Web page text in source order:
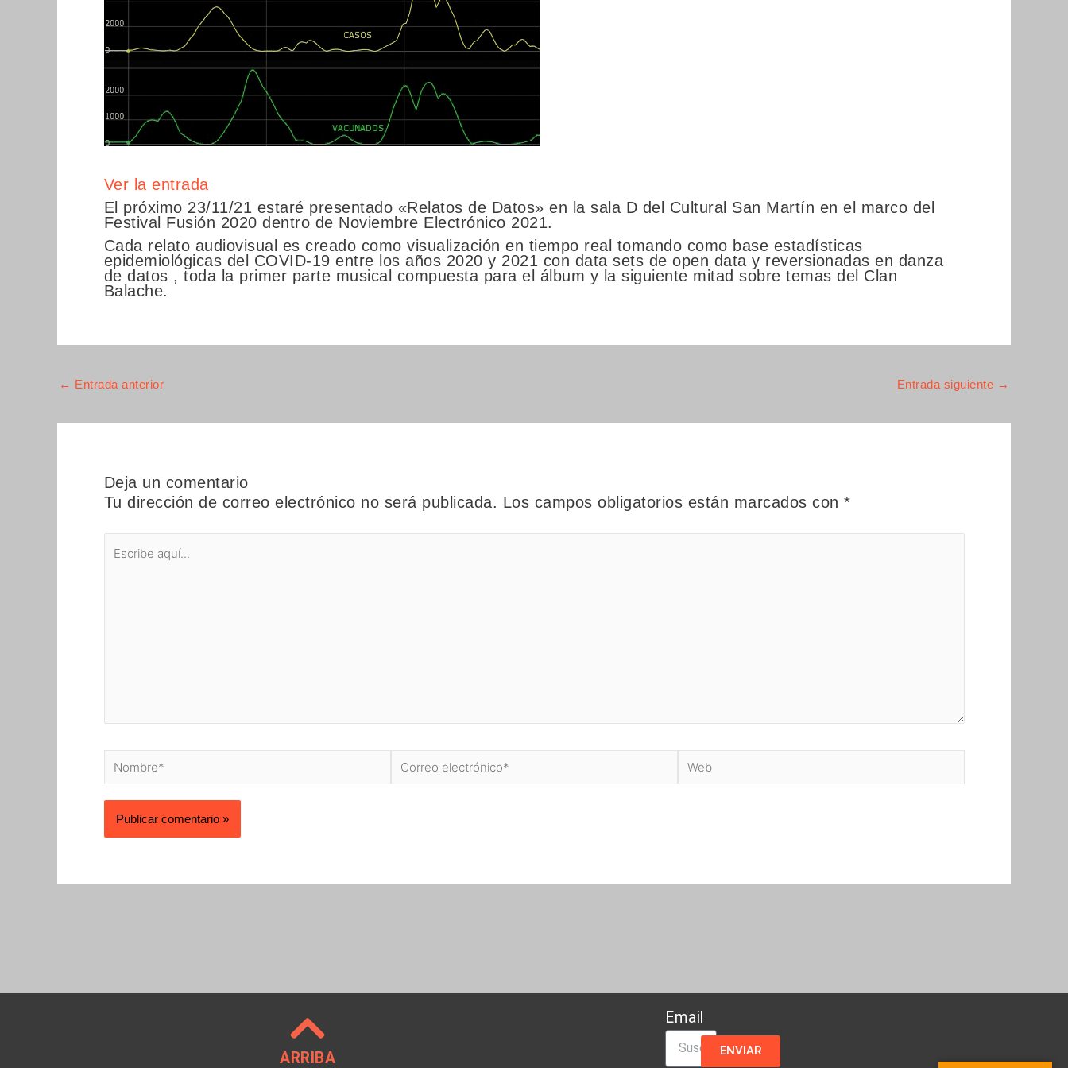
Ver la entrada
El próximo 23/11/21 estaré presentado «Relatos de Datos» en la sala D del Cultural San Martín en el marco del
Festival Fusión 2020 dentro de Noviembre Electrónico 2021.
Cada relato audiovisual es creado como visualización en tiempo real tomando como base estadísticas
epidemiológicas del COVID-19 entre los años 2020 y 2021 con data sets de open data y reversionadas en danza
de datos , toda la primer parte musical compuesta para el álbum y la siguiente mitad sobre temas del Clan
Balache.
← Entrada anterior Entrada siguiente →
Deja un comentario
Tu dirección de correo electrónico no será publicada. Los campos obligatorios están marcados con *
aquí...
Nombre*
Correo
electrónico*
Web
ARRIBA
Email
ENVIAR